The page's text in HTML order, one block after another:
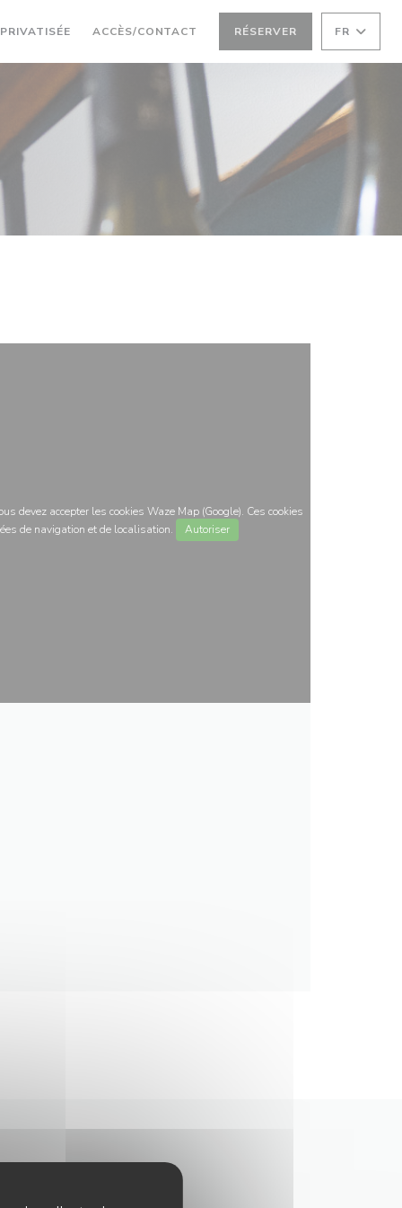
ACCÈS/CONTACT RÉSERVER FR
devez accepter les cookies Waze Map (Google). Ces cookies
de navigation et de localisation.
Autoriser